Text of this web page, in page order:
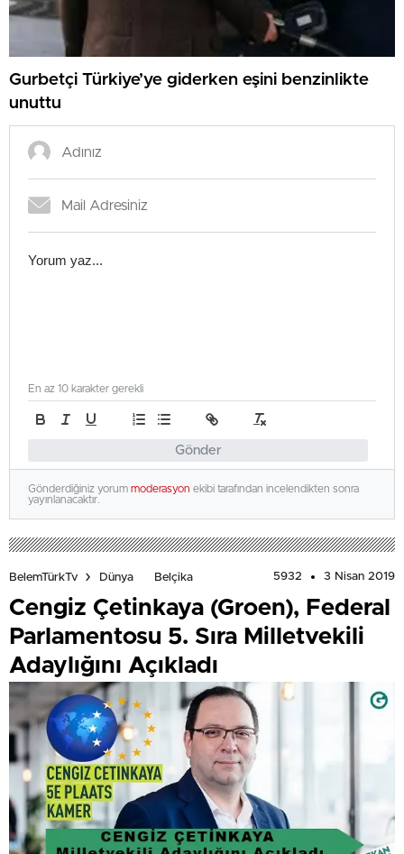
Gurbetçi Türkiye’ye giderken eşini benzinlikte
unuttu
Gönder
En az 10 karakter gerekli
Gönderdiğiniz yorum moderasyon ekibi tarafından incelendikten sonra
yayınlanacaktır.
BelemTürkTv Dünya Belçika 5932 3 Nisan 2019
Cengiz Çetinkaya (Groen), Federal
Parlamentosu 5. Sıra Milletvekili
Adaylığını Açıkladı